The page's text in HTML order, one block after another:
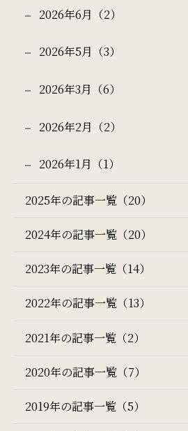
2026年6月（2）
2026年5月（3）
2026年3月（6）
2026年2月（2）
2026年1月（1）
2025年の記事一覧（20）
2024年の記事一覧（20）
2023年の記事一覧（14）
2022年の記事一覧（13）
2021年の記事一覧（2）
2020年の記事一覧（7）
2019年の記事一覧（5）